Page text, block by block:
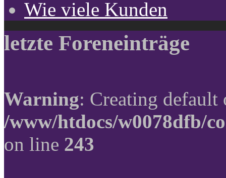
Wie viele Kunden
letzte Foreneinträge
Warning: Creating
/www/htdocs/w0078dfb/
on line 243